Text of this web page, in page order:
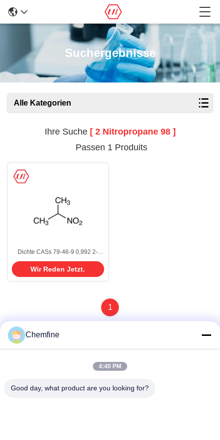
Suchergebnisse
Alle Kategorien
Ihre Suche [ 2 Nitropropane 98 ]
Passen 1 Produits
Dichte CASs 79-46-9 0,992 2-
Nitropropane Struktur C3H7NO2
farblos zu Pale Yellow Solution
98%
Wir Reden Jetzt.
1
Schnelle Kontaktaufnahme
Adresse
Chemfine
4:40 PM
Good day, what product are you looking for?